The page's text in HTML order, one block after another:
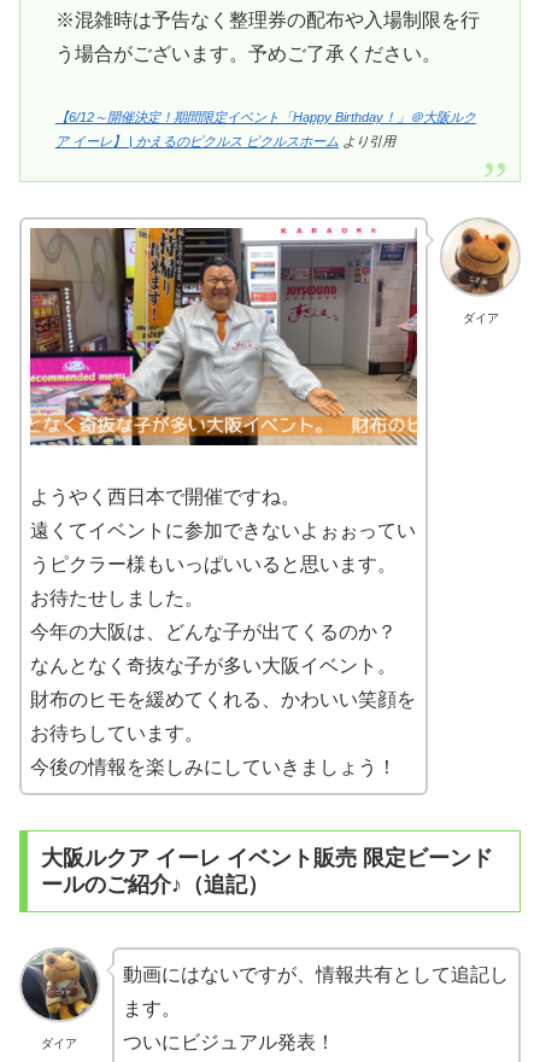
※混雑時は予告なく整理券の配布や入場制限を行
う場合がございます。予めご了承ください。
【6/12～開催決定！期間限定イベント「Happy Birthday！」＠大阪ルク
ア イーレ】 | かえるのピクルス ピクルスホーム より引用
ダイア
ようやく西日本で開催ですね。
遠くてイベントに参加できないよぉぉってい
うピクラー様もいっぱいいると思います。
お待たせしました。
今年の大阪は、どんな子が出てくるのか？
なんとなく奇抜な子が多い大阪イベント。
財布のヒモを緩めてくれる、かわいい笑顔を
お待ちしています。
今後の情報を楽しみにしていきましょう！
大阪ルクア イーレ イベント販売 限定ビーンド
ールのご紹介♪（追記）
ダイア
動画にはないですが、情報共有として追記し
ます。
ついにビジュアル発表！